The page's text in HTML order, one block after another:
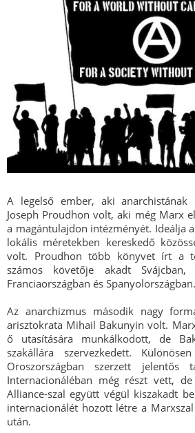
A legelső ember, aki anarchistának
Joseph Proudhon volt, aki még Marx
a magántulajdon intézményét. Ideálja
lokális méretekben kereskedő
volt. Proudhon több könyvet írt a
számos követője akadt Svájcban,
Franciaországban és Spanyolországban.
Az anarchizmus második nagy
arisztokrata Mihail Bakunyin volt.
ő utasítására munkálkodott, de
szakállára szervezkedett.
Oroszországban szerzett jelentős
Internacionáléban még részt vett,
Alliance-szal együtt végül kiszakadt
internacionálét hozott létre a
után.